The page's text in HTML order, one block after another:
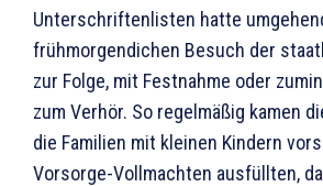
Unterschriftenlisten hatte
frühmorgendichen Besuch der
zur Folge, mit Festnahme oder
zum Verhör. So regelmäßig kamen
die Familien mit kleinen Kindern
Vorsorge-Vollmachten ausfüllten,